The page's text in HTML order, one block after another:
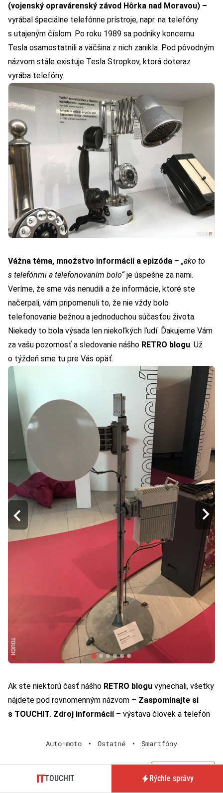
(vojenský opravárenský závod Hôrka nad Moravou) –
vyrábal špeciálne telefónne prístroje, napr. na telefóny
s utajeným číslom. Po roku 1989 sa podniky koncernu
Tesla osamostatnili a väčšina z nich zanikla. Pod pôvodným
názvom stále existuje Tesla Stropkov, ktorá doteraz
vyrába telefóny.
Vážna téma, množstvo informácií a epizóda – „ako to
s telefónmi a telefonovaním bolo“je úspešne za nami.
Veríme, že sme vás nenudili a že informácie, ktoré ste
načerpali, vám pripomenuli to, že nie vždy bolo
telefonovanie bežnou a jednoduchou súčasťou života.
Niekedy to bola výsada len niekoľkých ľudí. Ďakujeme Vám
za vašu pozornosť a sledovanie nášho RETRO blogu. Už
o týždeň sme tu pre Vás opäť.
Ak ste niektorú časť nášho RETRO blogu vynechali, všetky
nájdete pod rovnomenným názvom – Zaspomínajte si
s TOUCHIT. Zdroj informácií– výstava človek a telefón
Auto-moto • Ostatné • Smartfóny
TOUCHIT Rýchle správy